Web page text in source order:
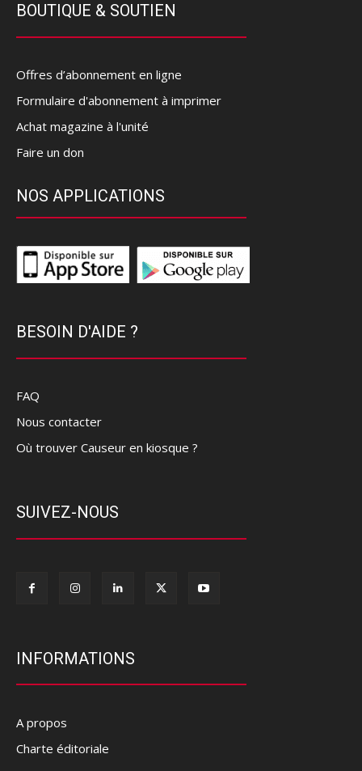
BOUTIQUE & SOUTIEN
Offres d’abonnement en ligne
Formulaire d'abonnement à imprimer
Achat magazine à l'unité
Faire un don
NOS APPLICATIONS
BESOIN D'AIDE ?
FAQ
Nous contacter
Où trouver Causeur en kiosque ?
SUIVEZ-NOUS
INFORMATIONS
A propos
Charte éditoriale